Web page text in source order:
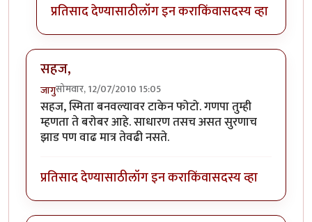
प्रतिसाद देण्यासाठीलॉग इन कराकिंवासदस्य व्हा
सहज,
जागुसोमवार, 12/07/2010 15:05
सहज, स्मिता बनवल्यावर टाकेन फोटो. गणपा तुम्ही
म्हणता ते बरोबर आहे. साधारण तसच असत सुरणाच
झाड पण वाढ मात्र तेवढी नसते.
प्रतिसाद देण्यासाठीलॉग इन कराकिंवासदस्य व्हा